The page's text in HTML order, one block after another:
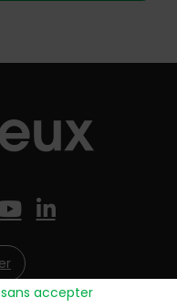
accepter
YouTube
LinkedIn